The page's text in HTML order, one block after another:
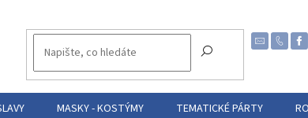
MASKY - KOSTÝMY TEMATICKÉ PÁRTY